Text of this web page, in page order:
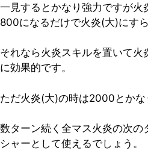
一見するとかなり強力ですが
800になるだけで火炎(大)にすら
それなら火炎スキルを置いて火
に効果的です。
ただ火炎(大)の時は2000とかな
数ターン続く全マス火炎の次の
シャーとして使えるでしょう。